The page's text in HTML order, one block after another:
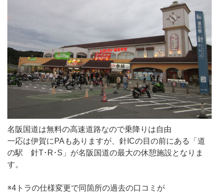
名阪国道は無料の高速道路なので乗降りは自由
一応は伊賀にPAもありますが、針ICの目の前にある「道
の駅 針T･R･S」が名阪国道の最大の休憩施設となりま
す。
※4トラの仕様変更で同箇所の過去の口コミが